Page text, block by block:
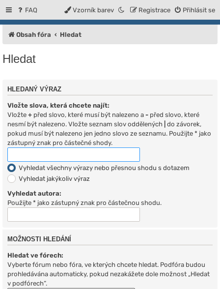
FAQ Přihlásit se
Registrace
Vzorník barev
Obsah fóra Hledat
Hledat
HLEDANÝ VÝRAZ
Vložte slova, která chcete najít:
Vložte + před slovo, které musí být nalezeno a - před slovo, které
nesmí být nalezeno. Vložte seznam slov oddělených
do závorek,
pokud musí být nalezeno jen jedno slovo ze seznamu. Použijte * jako
zástupný znak pro částečné shody.
Vyhledat všechny výrazy nebo přesnou shodu s dotazem
Vyhledat jakýkoliv výraz
Vyhledat autora:
Použijte * jako zástupný znak pro částečnou shodu.
MOŽNOSTI HLEDÁNÍ
Hledat ve fórech:
Vyberte fórum nebo fóra, ve kterých chcete hledat. Podfóra budou
prohledávána automaticky, pokud nezakážete dole možnost „Hledat
v podfórech“.